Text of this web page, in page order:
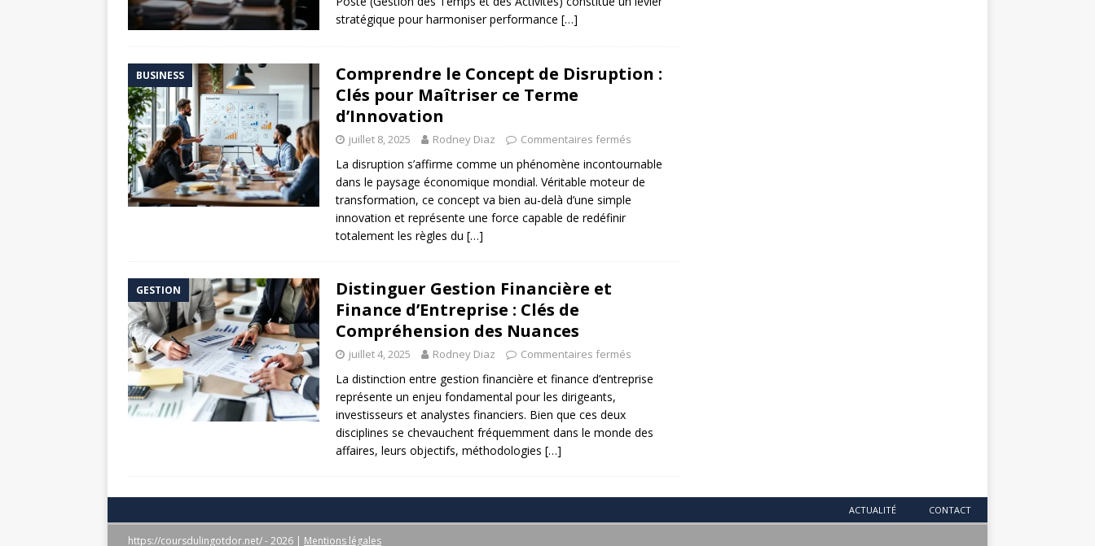
stratégique pour harmoniser performance […]
BUSINESS
Comprendre le Concept de Disruption :
Clés pour Maîtriser ce Terme
d’Innovation
juillet 8, 2025 Rodney Diaz Commentaires fermés
La disruption s’affirme comme un phénomène incontournable
dans le paysage économique mondial. Véritable moteur de
transformation, ce concept va bien au-delà d’une simple
innovation et représente une force capable de redéfinir
totalement les règles du […]
GESTION
Distinguer Gestion Financière et
Finance d’Entreprise : Clés de
Compréhension des Nuances
juillet 4, 2025 Rodney Diaz Commentaires fermés
La distinction entre gestion financière et finance d’entreprise
représente un enjeu fondamental pour les dirigeants,
investisseurs et analystes financiers. Bien que ces deux
disciplines se chevauchent fréquemment dans le monde des
affaires, leurs objectifs, méthodologies […]
ACTUALITÉ CONTACT
https://coursdulingotdor.net/ - 2026 | Mentions légales